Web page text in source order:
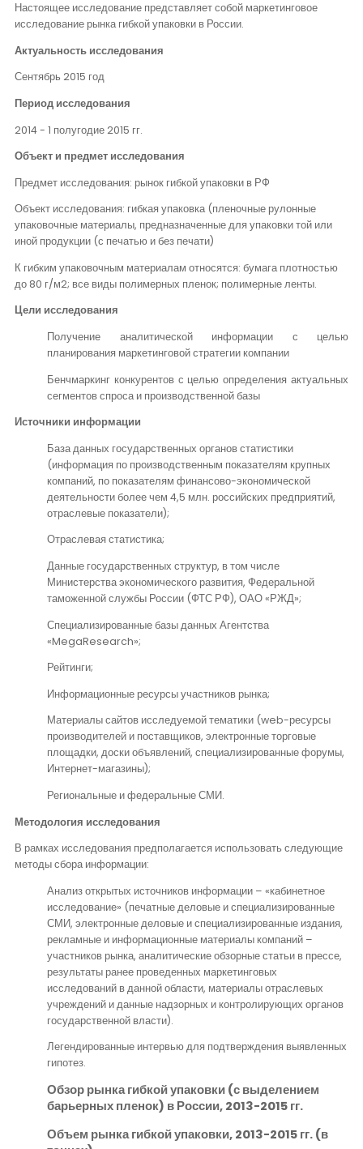
Настоящее исследование представляет собой маркетинговое
исследование рынка гибкой упаковки в России.
Актуальность исследования
Сентябрь 2015 год
Период исследования
2014 - 1 полугодие 2015 гг.
Объект и предмет исследования
Предмет исследования: рынок гибкой упаковки в РФ
Объект исследования: гибкая упаковка (пленочные рулонные
упаковочные материалы, предназначенные для упаковки той или
иной продукции (с печатью и без печати)
К гибким упаковочным материалам относятся: бумага плотностью
до 80 г/м2; все виды полимерных пленок; полимерные ленты.
Цели исследования
Получение аналитической информации с целью
планирования маркетинговой стратегии компании
Бенчмаркинг конкурентов с целью определения актуальных
сегментов спроса и производственной базы
Источники информации
База данных государственных органов статистики
(информация по производственным показателям крупных
компаний, по показателям финансово-экономической
деятельности более чем 4,5 млн. российских предприятий,
отраслевые показатели);
Отраслевая статистика;
Данные государственных структур, в том числе
Министерства экономического развития, Федеральной
таможенной службы России (ФТС РФ), ОАО «РЖД»;
Специализированные базы данных Агентства
«MegaResearch»;
Рейтинги;
Информационные ресурсы участников рынка;
Материалы сайтов исследуемой тематики (web-ресурсы
производителей и поставщиков, электронные торговые
площадки, доски объявлений, специализированные форумы,
Интернет-магазины);
Региональные и федеральные СМИ.
Методология исследования
В рамках исследования предполагается использовать следующие
методы сбора информации:
Анализ открытых источников информации – «кабинетное
исследование» (печатные деловые и специализированные
СМИ, электронные деловые и специализированные издания,
рекламные и информационные материалы компаний –
участников рынка, аналитические обзорные статьи в прессе,
результаты ранее проведенных маркетинговых
исследований в данной области, материалы отраслевых
учреждений и данные надзорных и контролирующих органов
государственной власти).
Легендированные интервью для подтверждения выявленных
гипотез.
Обзор рынка гибкой упаковки (с выделением
барьерных пленок) в России, 2013-2015 гг.
Объем рынка гибкой упаковки, 2013-2015 гг. (в